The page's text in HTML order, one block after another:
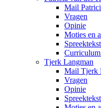
Mail
Vragen
Opinie
Moties en
Tjerk Langman
Mail Tjerk
Vragen
Opinie